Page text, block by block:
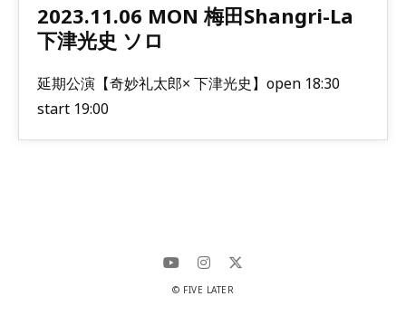
2023.11.06 MON 梅田Shangri-La
下津光史 ソロ
延期公演【奇妙礼太郎× 下津光史】open 18:30
start 19:00
© FIVE LATER